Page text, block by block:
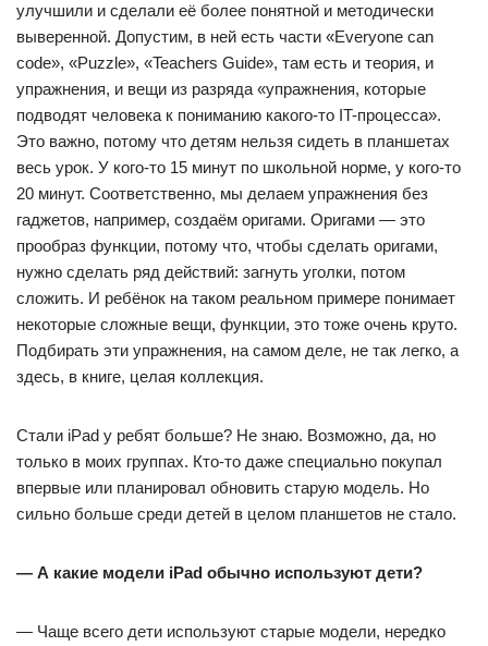
улучшили и сделали её более понятной и методически
выверенной. Допустим, в ней есть части «Everyone can
code», «Puzzle», «Teachers Guide», там есть и теория, и
упражнения, и вещи из разряда «упражнения, которые
подводят человека к пониманию какого-то IT-процесса».
Это важно, потому что детям нельзя сидеть в планшетах
весь урок. У кого-то 15 минут по школьной норме, у кого-то
20 минут. Соответственно, мы делаем упражнения без
гаджетов, например, создаём оригами. Оригами — это
прообраз функции, потому что, чтобы сделать оригами,
нужно сделать ряд действий: загнуть уголки, потом
сложить. И ребёнок на таком реальном примере понимает
некоторые сложные вещи, функции, это тоже очень круто.
Подбирать эти упражнения, на самом деле, не так легко, а
здесь, в книге, целая коллекция.
Стали iPad у ребят больше? Не знаю. Возможно, да, но
только в моих группах. Кто-то даже специально покупал
впервые или планировал обновить старую модель. Но
сильно больше среди детей в целом планшетов не стало.
— А какие модели iPad обычно используют дети?
— Чаще всего дети используют старые модели, нередко